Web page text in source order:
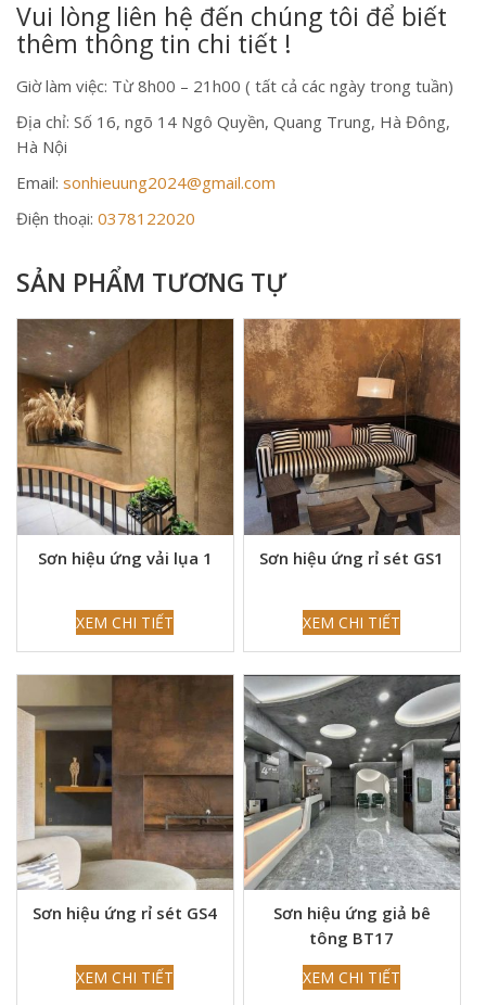
Vui lòng liên hệ đến chúng tôi để biết
thêm thông tin chi tiết !
Giờ làm việc: Từ 8h00 – 21h00 ( tất cả các ngày trong tuần)
Địa chỉ: Số 16, ngõ 14 Ngô Quyền, Quang Trung, Hà Đông,
Hà Nội
Email: sonhieuung2024@gmail.com
Điện thoại: 0378122020
SẢN PHẨM TƯƠNG TỰ
Sơn hiệu ứng vải lụa 1
XEM CHI TIẾT
Sơn hiệu ứng rỉ sét GS1
XEM CHI TIẾT
Sơn hiệu ứng rỉ sét GS4
XEM CHI TIẾT
Sơn hiệu ứng giả bê
tông BT17
XEM CHI TIẾT